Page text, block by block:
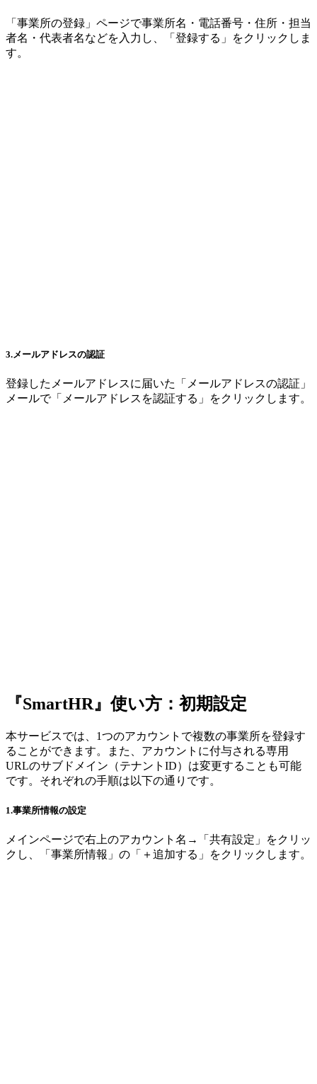
「事業所の登録」ページで事業所名・電話番号・住所・担当
者名・代表者名などを入力し、「登録する」をクリックしま
す。
3.メールアドレスの認証
登録したメールアドレスに届いた「メールアドレスの認証」
メールで「メールアドレスを認証する」をクリックします。
『SmartHR』使い方：初期設定
本サービスでは、1つのアカウントで複数の事業所を登録す
ることができます。また、アカウントに付与される専用
URLのサブドメイン（テナントID）は変更することも可能
です。それぞれの手順は以下の通りです。
1.事業所情報の設定
メインページで右上のアカウント名→「共有設定」をクリッ
クし、「事業所情報」の「＋追加する」をクリックします。